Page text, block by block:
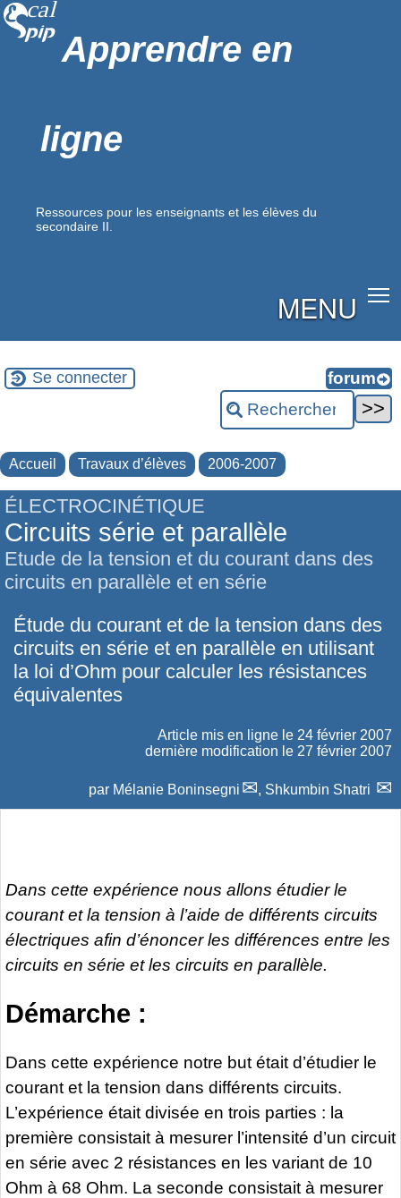
Apprendre en
ligne
Ressources pour les enseignants et les élèves du
secondaire II.
MENU
Se connecter
Accueil Travaux d’élèves 2006-2007
ÉLECTROCINÉTIQUE
Circuits série et parallèle
Etude de la tension et du courant dans des
circuits en parallèle et en série
Étude du courant et de la tension dans des
circuits en série et en parallèle en utilisant
la loi d’Ohm pour calculer les résistances
équivalentes
Article mis en ligne le 24 février 2007
dernière modification le 27 février 2007
par Mélanie Boninsegni , Shkumbin Shatri
Dans cette expérience nous allons étudier le
courant et la tension à l’aide de différents circuits
électriques afin d’énoncer les différences entre les
circuits en série et les circuits en parallèle.
Démarche :
Dans cette expérience notre but était d’étudier le
courant et la tension dans différents circuits.
L’expérience était divisée en trois parties : la
première consistait à mesurer l’intensité d’un circuit
en série avec 2 résistances en les variant de 10
Ohm à 68 Ohm. La seconde consistait à mesurer